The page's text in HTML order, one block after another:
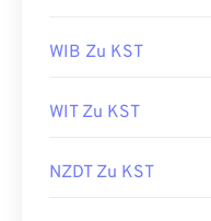
WIB Zu KST
WIT Zu KST
NZDT Zu KST